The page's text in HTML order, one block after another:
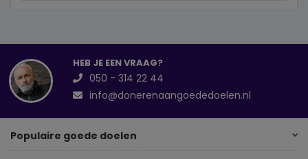
HEB JE EEN VRAAG?
050 - 314 22 44
info@donerenaangoededoelen.nl
Populaire goede doelen